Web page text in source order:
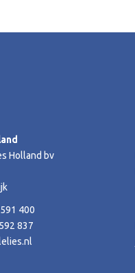
Holland bv
400
837